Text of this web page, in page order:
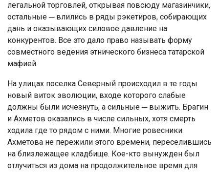
легальной торговлей, открывая повсюду магазинчики,
остальные ─ влились в ряды рэкетиров, собирающих
дань и оказывающих силовое давление на
конкурентов. Все это дало право называть форму
совместного ведения этнического бизнеса татарской
мафией.
На улицах поселка Северный происходил в те годы
новый виток эволюции, входе которого слабые
должны были исчезнуть, а сильные ─ выжить. Брагин
и Ахметов оказались в числе сильных, хотя смерть
ходила где то рядом с ними. Многие ровесники
Ахметова не пережили этого времени, переселившись
на близлежащее кладбище. Кое-кто вынужден был
отлучиться из дома на продолжительное время для